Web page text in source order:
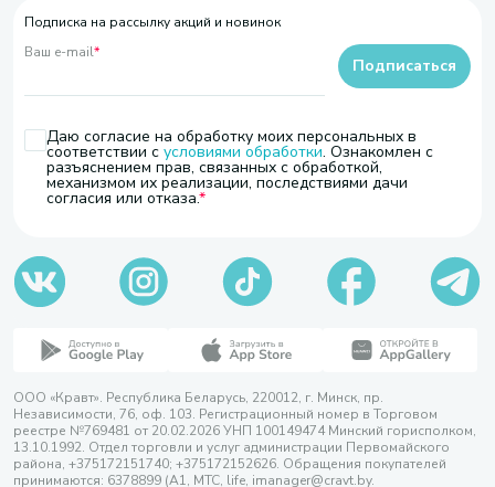
Подписка на рассылку акций и новинок
Ваш e-mail*
Даю согласие на обработку моих персональных в
соответствии с условиями обработки. Ознакомлен с
разъяснением прав, связанных с обработкой,
механизмом их реализации, последствиями дачи
согласия или отказа.
Подписаться
ООО «Кравт». Республика Беларусь, 220012, г. Минск, пр.
Независимости, 76, оф. 103. Регистрационный номер в Торговом
реестре №769481 от 20.02.2026 УНП 100149474 Минский горисполком,
13.10.1992. Отдел торговли и услуг администрации Первомайского
района, +375172151740; +375172152626. Обращения покупателей
принимаются: 6378899 (А1, МТС, life, imanager@cravt.by.